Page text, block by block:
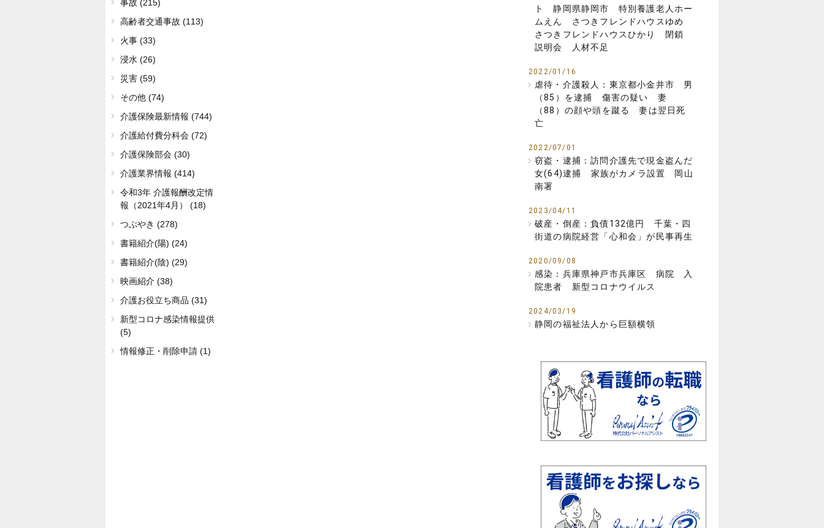
ト 静岡県静岡市 特別養護老人ホー
ムえん さつきフレンドハウスゆめ
さつきフレンドハウスひかり 閉鎖
説明会 人材不足
2022/01/16
虐待・介護殺人：東京都小金井市 男
（85）を逮捕 傷害の疑い 妻
（88）の顔や頭を蹴る 妻は翌日死
亡
2022/07/01
窃盗・逮捕：訪問介護先で現金盗んだ
女(64)逮捕 家族がカメラ設置 岡山
南署
2023/04/11
破産・倒産：負債132億円 千葉・四
街道の病院経営「心和会」が民事再生
2020/09/08
感染：兵庫県神戸市兵庫区 病院 入
院患者 新型コロナウイルス
2024/03/19
静岡の福祉法人から巨額横領
事故 (215)
高齢者交通事故 (113)
火事 (33)
浸水 (26)
災害 (59)
その他 (74)
介護保険最新情報 (744)
介護給付費分科会 (72)
介護保険部会 (30)
介護業界情報 (414)
令和3年 介護報酬改定情
報（2021年4月） (18)
つぶやき (278)
書籍紹介(陽) (24)
書籍紹介(陰) (29)
映画紹介 (38)
介護お役立ち商品 (31)
新型コロナ感染情報提供
(5)
情報修正・削除申請 (1)